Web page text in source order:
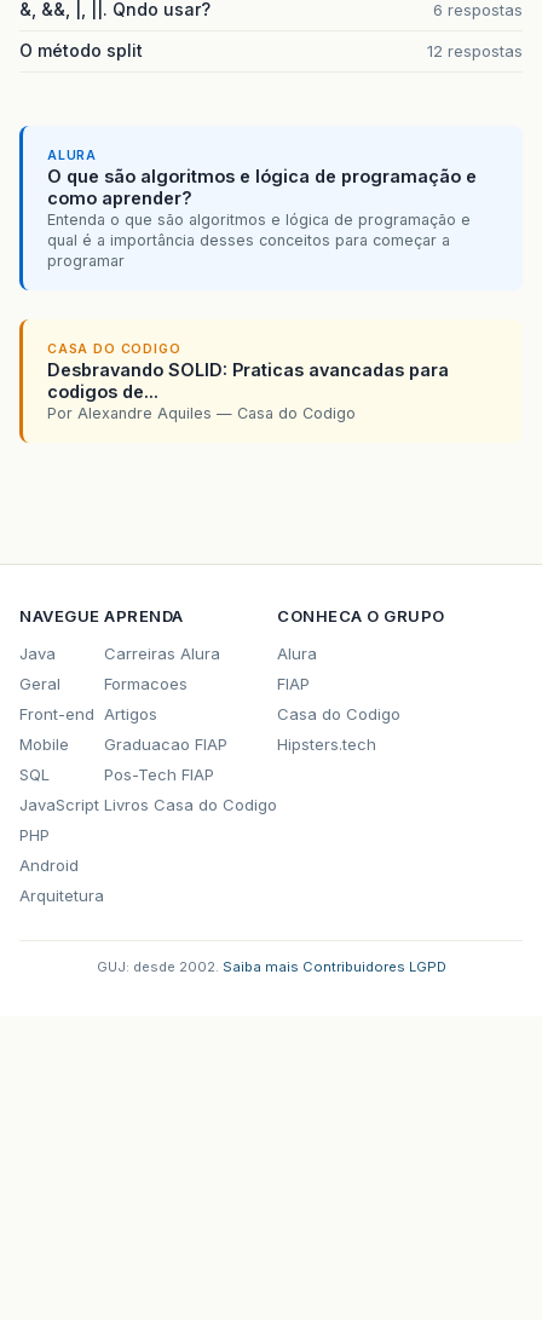
&, &&, |, ||. Qndo usar? 6 respostas
O método split 12 respostas
ALURA
O que são algoritmos e lógica de programação e
como aprender?
Entenda o que são algoritmos e lógica de programação e
qual é a importância desses conceitos para começar a
programar
CASA DO CODIGO
Desbravando SOLID: Praticas avancadas para
codigos de...
Por Alexandre Aquiles — Casa do Codigo
NAVEGUE
Java
Geral
Front-end
Mobile
SQL
JavaScript
PHP
Android
Arquitetura
APRENDA
Carreiras Alura
Formacoes
Artigos
Graduacao FIAP
Pos-Tech FIAP
Livros Casa do Codigo
CONHECA O GRUPO
Alura
FIAP
Casa do Codigo
Hipsters.tech
GUJ: desde 2002. Saiba mais Contribuidores LGPD